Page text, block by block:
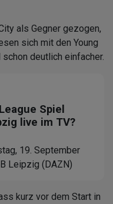
als Gegner gezogen,
sich mit den Young
deutlich einfacher.
Spiel
live im TV?
19. September
Leipzig (DAZN)
kurz vor dem Start in